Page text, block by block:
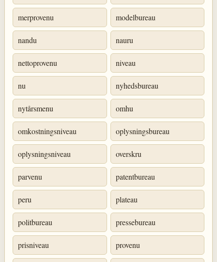
merprovenu modelbureau
nandu nauru
nettoprovenu niveau
nu nyhedsbureau
nytårsmenu omhu
omkostningsniveau oplysningsbureau
oplysningsniveau overskru
parvenu patentbureau
peru plateau
politbureau pressebureau
prisniveau provenu